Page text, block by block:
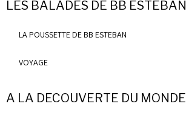
LES BALADES DE BB ESTEBAN
LA POUSSETTE DE BB ESTEBAN
VOYAGE
A LA DECOUVERTE DU MONDE